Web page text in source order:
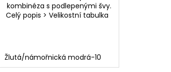
Oranžová/námořnická modrá-17
kombinéza s podlepenými švy.
Celý popis > Velikostní tabulka
Žlutá/námořnická modrá-10